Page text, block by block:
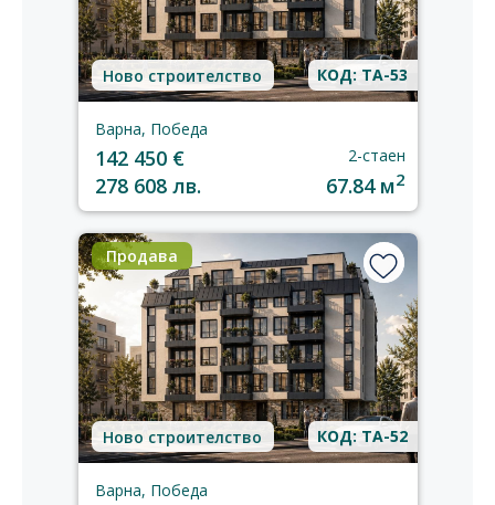
Ново строителство КОД: TA-53
Варна, Победа
142 450 €
278 608 лв.
2-стаен
67.84 м2
Продава
Ново строителство КОД: TA-52
Варна, Победа